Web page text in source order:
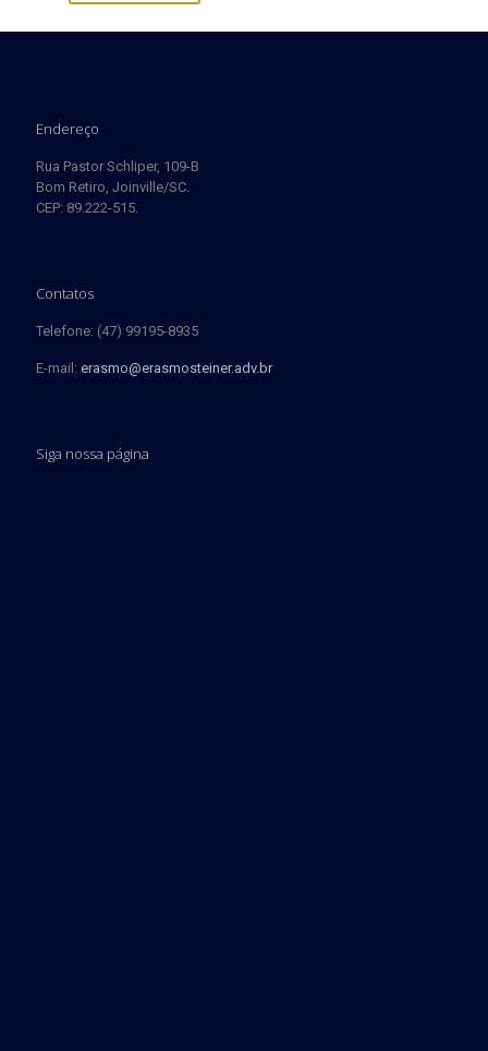
Endereço
Rua Pastor Schliper, 109-B
Bom Retiro, Joinville/SC.
CEP: 89.222-515.
Contatos
Telefone: (47) 99195-8935
E-mail: erasmo@erasmosteiner.adv.br
Siga nossa página